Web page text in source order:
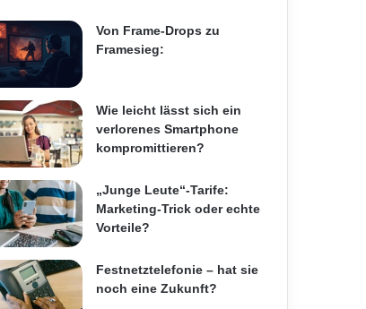
Von Frame-Drops zu
Framesieg:
Wie leicht lässt sich ein
verlorenes Smartphone
kompromittieren?
„Junge Leute“-Tarife:
Marketing-Trick oder echte
Vorteile?
Festnetztelefonie – hat sie
noch eine Zukunft?